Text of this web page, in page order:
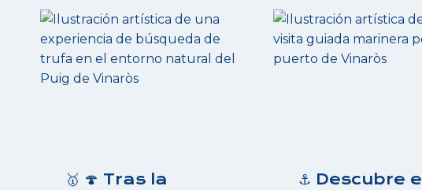
🥇 🍄 Tras la
⚓ Descubre el